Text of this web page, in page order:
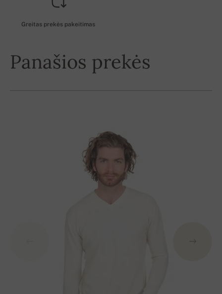
Greitas prekės pakeitimas
Panašios prekės